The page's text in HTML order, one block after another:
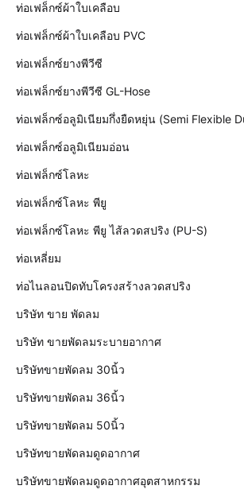
ท่อเฟล็กซ์ผ้าใบเคลือบ
ท่อเฟล็กซ์ผ้าใบเคลือบ PVC
ท่อเฟล็กซ์ยางพีวีซี
ท่อเฟล็กซ์ยางพีวีซี GL-Hose
ท่อเฟล็กซ์อลูมิเนียมกึ่งยืดหยุ่น (Semi Flexible
ท่อเฟล็กซ์อลูมิเนียมอ่อน
ท่อเฟล็กซ์โลหะ
ท่อเฟล็กซ์โลหะ พียู
ท่อเฟล็กซ์โลหะ พียู ไส้ลวดสปริง (PU-S)
ท่อเหลี่ยม
ท่อไนลอนปิดทับโครงสร้างลวดสปริง
บริษัท ขาย พัดลม
บริษัท ขายพัดลมระบายอากาศ
บริษัทขายพัดลม 30นิ้ว
บริษัทขายพัดลม 36นิ้ว
บริษัทขายพัดลม 50นิ้ว
บริษัทขายพัดลมดูดอากาศ
บริษัทขายพัดลมดูดอากาศอุตสาหกรรม